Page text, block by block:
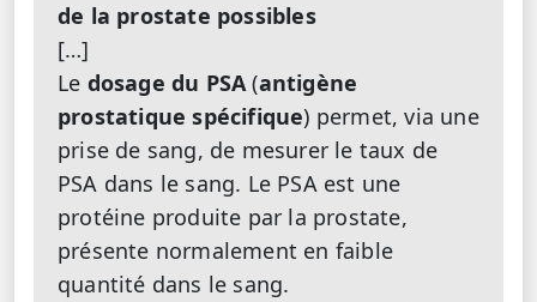
de la prostate possibles
[…]
Le dosage du PSA(antigène
prostatique spécifique) permet, via une
prise de sang, de mesurer le taux de
PSA dans le sang. Le PSA est une
protéine produite par la prostate,
présente normalement en faible
quantité dans le sang.